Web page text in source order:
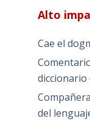
Alto
Cae el
diccionario
del